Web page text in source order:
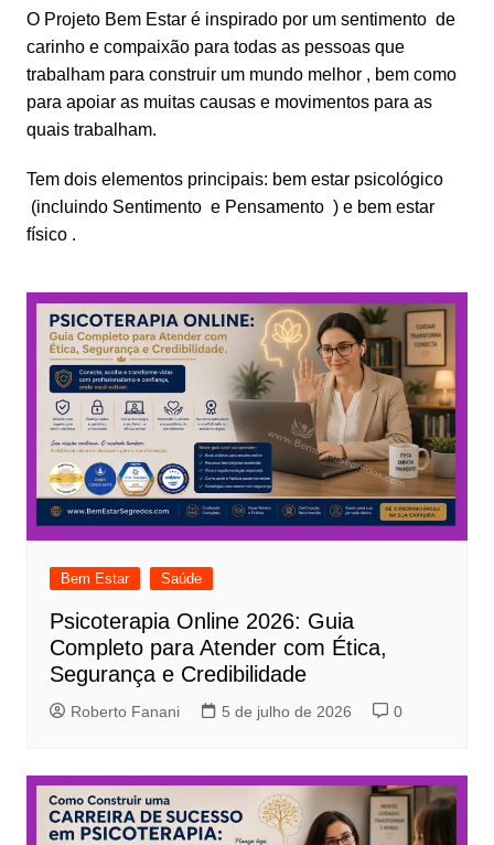
O Projeto Bem Estaré inspirado por um sentimento de
carinhoe compaixão para todas as pessoas que
trabalham para construirum mundo melhor , bem como
para apoiar as muitas causas e movimentos para as
quais trabalham.
Tem dois elementosprincipais: bem estar psicológico
(incluindoSentimento e Pensamento ) e bem estar
físico .
Bem Estar Saúde
Psicoterapia Online 2026: Guia
Completo para Atender com Ética,
Segurança e Credibilidade
Roberto Fanani 5 de julho de 2026 0